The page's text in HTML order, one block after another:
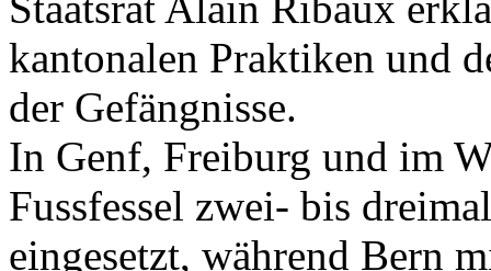
kantonalen Praktiken und
der Gefängnisse.
In Genf, Freiburg und im
Fussfessel zwei- bis
eingesetzt, während Bern